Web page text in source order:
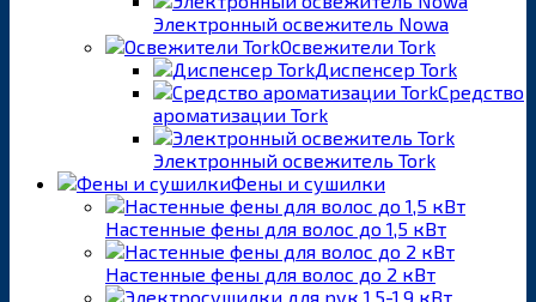
Электронный освежитель Nowa
Освежители Tork
Диспенсер Tork
Средство
ароматизации Tork
Электронный освежитель Tork
Фены и сушилки
Настенные фены для волос до 1,5 кВт
Настенные фены для волос до 2 кВт